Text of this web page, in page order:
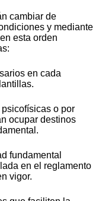
cambiar de
y mediante
esta orden
en cada
o por
ocupar destinos
fundamental
en el reglamento
vigor.